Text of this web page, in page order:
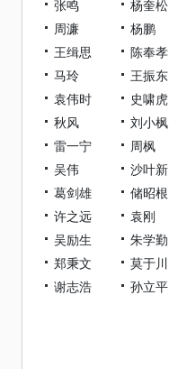
张鸣
杨奎松
周濂
杨鹏
王缉思
陈奉孝
马玲
王振东
袁伟时
史啸虎
秋风
刘小枫
雷一宁
周枫
吴伟
沙叶新
葛剑雄
储昭根
许之远
袁刚
吴励生
朱学勤
郑秉文
莫于川
谢志浩
孙立平